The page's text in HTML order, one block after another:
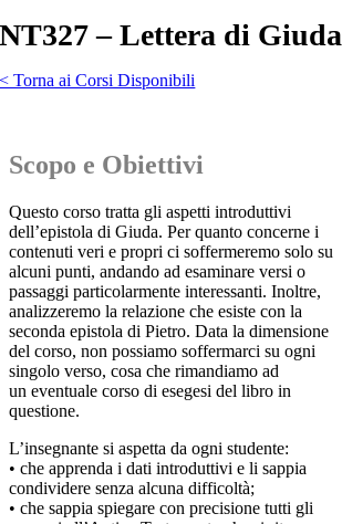
NT327 – Lettera di Giuda
< Torna ai Corsi Disponibili
Scopo e Obiettivi
Questo corso tratta gli aspetti introduttivi
dell’epistola di Giuda. Per quanto concerne i
contenuti veri e propri ci soffermeremo solo su
alcuni punti, andando ad esaminare versi o
passaggi particolarmente interessanti. Inoltre,
analizzeremo la relazione che esiste con la
seconda epistola di Pietro. Data la dimensione
del corso, non possiamo soffermarci su ogni
singolo verso, cosa che rimandiamo ad
un eventuale corso di esegesi del libro in
questione.
L’insegnante si aspetta da ogni studente:
• che apprenda i dati introduttivi e li sappia
condividere senza alcuna difficoltà;
• che sappia spiegare con precisione tutti gli